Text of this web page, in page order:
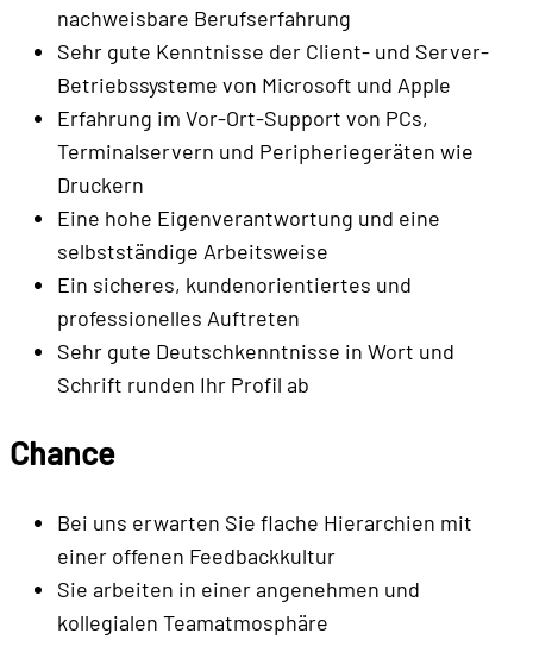
nachweisbare Berufserfahrung
Sehr gute Kenntnisse der Client- und Server-
Betriebssysteme von Microsoft und Apple
Erfahrung im Vor-Ort-Support von PCs,
Terminalservern und Peripheriegeräten wie
Druckern
Eine hohe Eigenverantwortung und eine
selbstständige Arbeitsweise
Ein sicheres, kundenorientiertes und
professionelles Auftreten
Sehr gute Deutschkenntnisse in Wort und
Schrift runden Ihr Profil ab
Chance
Bei uns erwarten Sie flache Hierarchien mit
einer offenen Feedbackkultur
Sie arbeiten in einer angenehmen und
kollegialen Teamatmosphäre